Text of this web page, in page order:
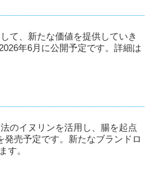
て、新たな価値を提供していき
年6月に公開予定です。詳細は
のイヌリンを活用し、腸を起点
売予定です。新たなブランドロ
す。